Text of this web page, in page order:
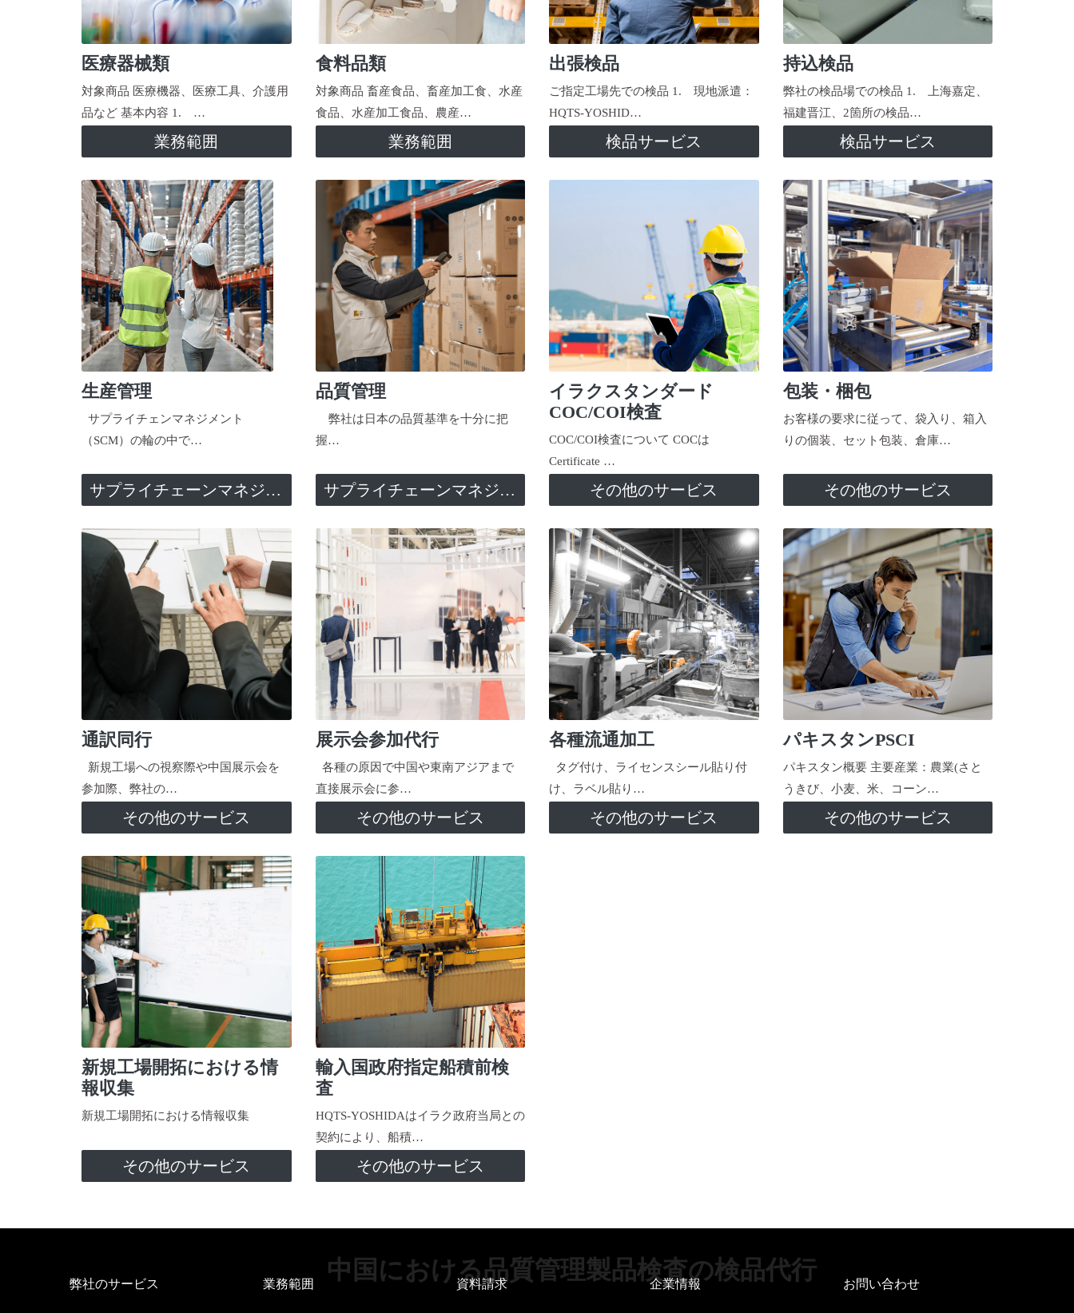
医療器械類
対象商品 医療機器、医療工具、介護用
品など 基本内容 1. …
業務範囲
食料品類
対象商品 畜産食品、畜産加工食、水産
食品、水産加工食品、農産…
業務範囲
出張検品
ご指定工場先での検品 1. 現地派遣：
HQTS-YOSHID…
検品サービス
持込検品
弊社の検品場での検品 1. 上海嘉定、
福建晋江、2箇所の検品…
検品サービス
生産管理
サプライチェンマネジメント
（SCM）の輪の中で…
サプライチェーンマネジメント
品質管理
弊社は日本の品質基準を十分に把
握…
サプライチェーンマネジメント
イラクスタンダード
COC/COI検査
COC/COI検査について COCは
Certificate …
その他のサービス
包装・梱包
お客様の要求に従って、袋入り、箱入
りの個装、セット包装、倉庫…
その他のサービス
通訳同行
新規工場への視察際や中国展示会を
参加際、弊社の…
その他のサービス
展示会参加代行
各種の原因で中国や東南アジアまで
直接展示会に参…
その他のサービス
各種流通加工
タグ付け、ライセンスシール貼り付
け、ラベル貼り…
その他のサービス
パキスタンPSCI
パキスタン概要 主要産業：農業(さと
うきび、小麦、米、コーン…
その他のサービス
新規工場開拓における情
報収集
新規工場開拓における情報収集
その他のサービス
輸入国政府指定船積前検
査
HQTS-YOSHIDAはイラク政府当局との
契約により、船積…
その他のサービス
中国における品質管理製品検査の検品代行
弊社のサービス 業務範囲 資料請求 企業情報 お問い合わせ